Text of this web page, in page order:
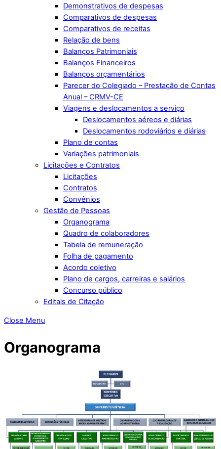
Demonstrativos de despesas
Comparativos de despesas
Comparativos de receitas
Relação de bens
Balanços Patrimoniais
Balanços Financeiros
Balanços orçamentários
Parecer do Colegiado – Prestação de Contas
Anual – CRMV-CE
Viagens e deslocamentos a serviço
Deslocamentos aéreos e diárias
Deslocamentos rodoviários e diárias
Plano de contas
Variações patrimoniais
Licitações e Contratos
Licitações
Contratos
Convênios
Gestão de Pessoas
Organograma
Quadro de colaboradores
Tabela de remuneração
Folha de pagamento
Acordo coletivo
Plano de cargos, carreiras e salários
Concurso público
Editais de Citação
Close Menu
Organograma